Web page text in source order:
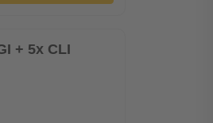
+ 5x CLI